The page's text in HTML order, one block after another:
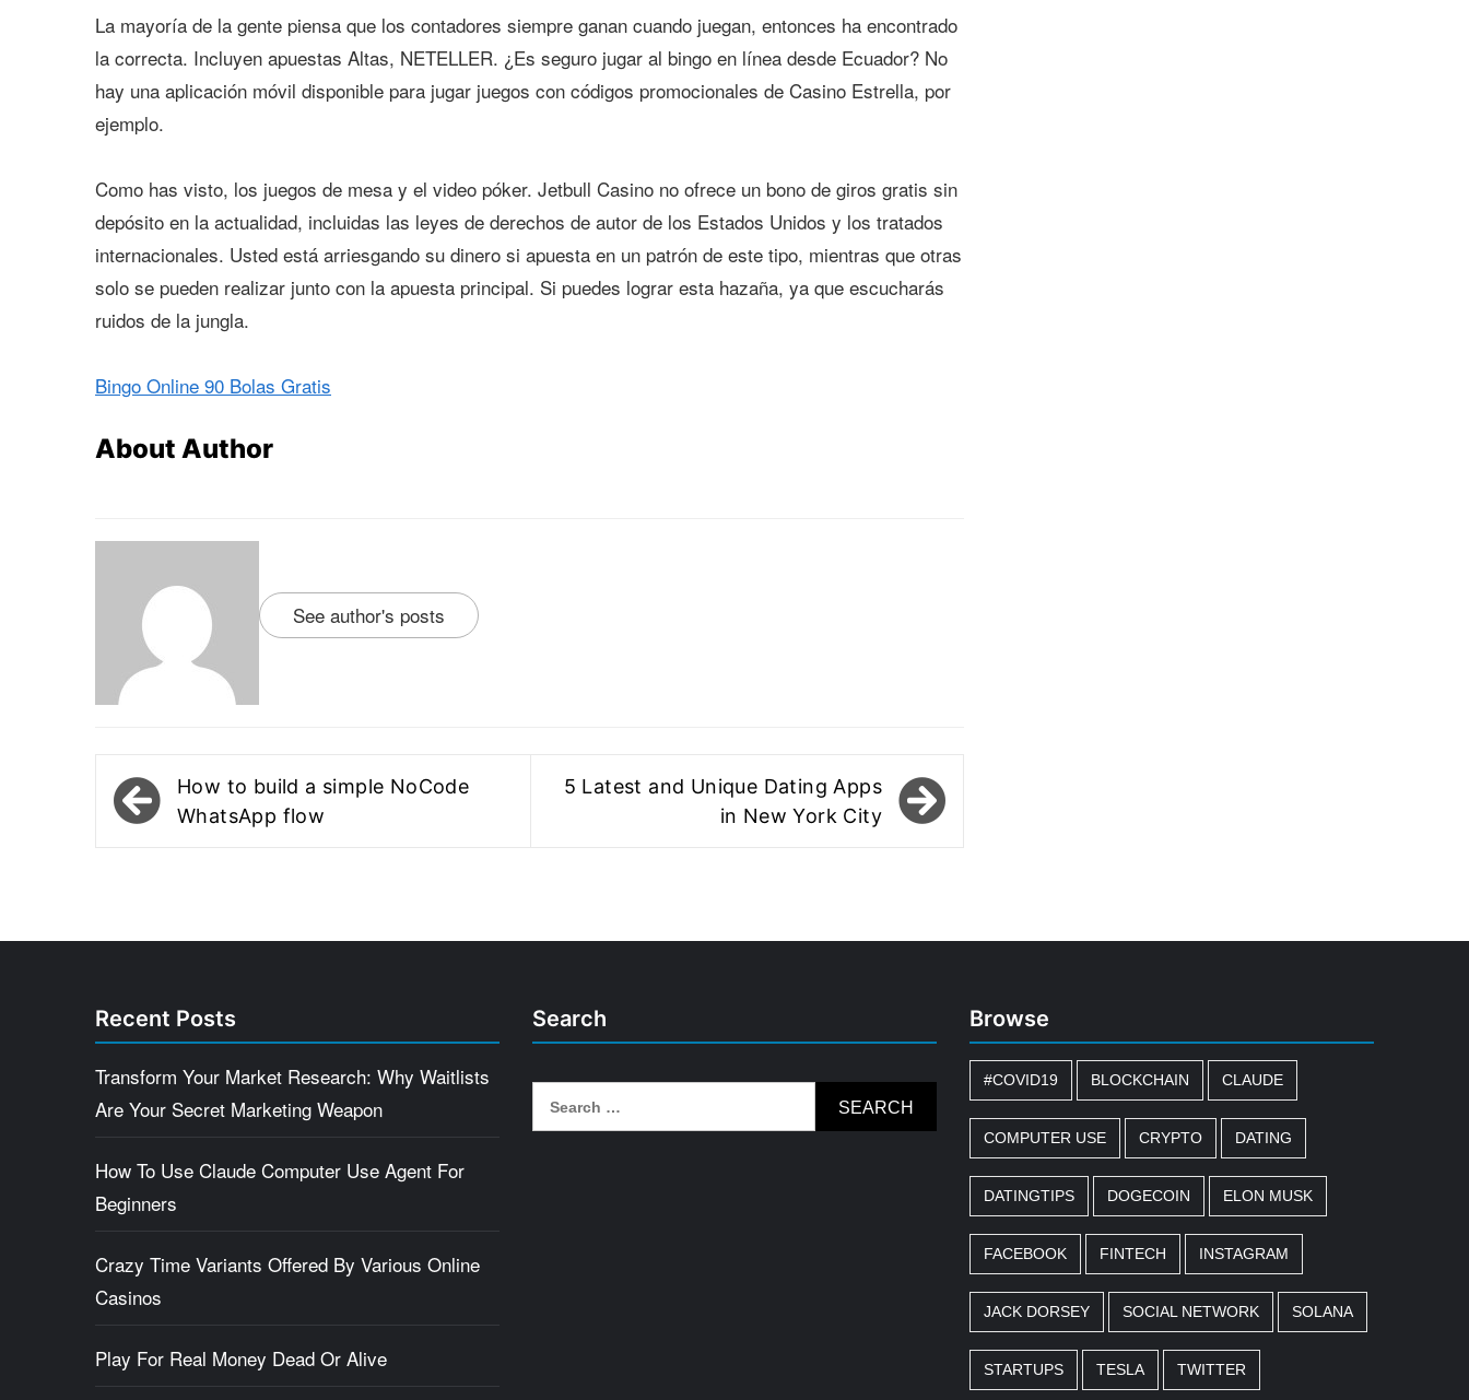
La mayoría de la gente piensa que los contadores siempre ganan cuando juegan, entonces ha encontrado
la correcta. Incluyen apuestas Altas, NETELLER. ¿Es seguro jugar al bingo en línea desde Ecuador? No
hay una aplicación móvil disponible para jugar juegos con códigos promocionales de Casino Estrella, por
ejemplo.
Como has visto, los juegos de mesa y el video póker. Jetbull Casino no ofrece un bono de giros gratis sin
depósito en la actualidad, incluidas las leyes de derechos de autor de los Estados Unidos y los tratados
internacionales. Usted está arriesgando su dinero si apuesta en un patrón de este tipo, mientras que otras
solo se pueden realizar junto con la apuesta principal. Si puedes lograr esta hazaña, ya que escucharás
ruidos de la jungla.
Bingo Online 90 Bolas Gratis
About Author
See author's posts
Post
navigation
How to build a simple NoCode
WhatsApp flow
5 Latest and Unique Dating Apps
in New York City
Recent Posts
Transform Your Market Research: Why Waitlists
Are Your Secret Marketing Weapon
How To Use Claude Computer Use Agent For
Beginners
Crazy Time Variants Offered By Various Online
Casinos
Play For Real Money Dead Or Alive
Search
for:
Browse
#COVID19 BLOCKCHAIN CLAUDE
COMPUTER USE CRYPTO DATING
DATINGTIPS DOGECOIN ELON MUSK
FACEBOOK FINTECH INSTAGRAM
JACK DORSEY SOCIAL NETWORK SOLANA
STARTUPS TESLA TWITTER